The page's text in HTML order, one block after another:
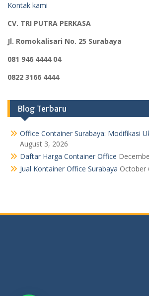
Kontak kami
CV. TRI PUTRA PERKASA
Jl. Romokalisari No. 25 Surabaya
081 946 4444 04
0822 3166 4444
Blog Terbaru
Office Container Surabaya: Modifikasi
August 3, 2026
Daftar Harga Container Office
Jual Kontainer Office Surabaya October